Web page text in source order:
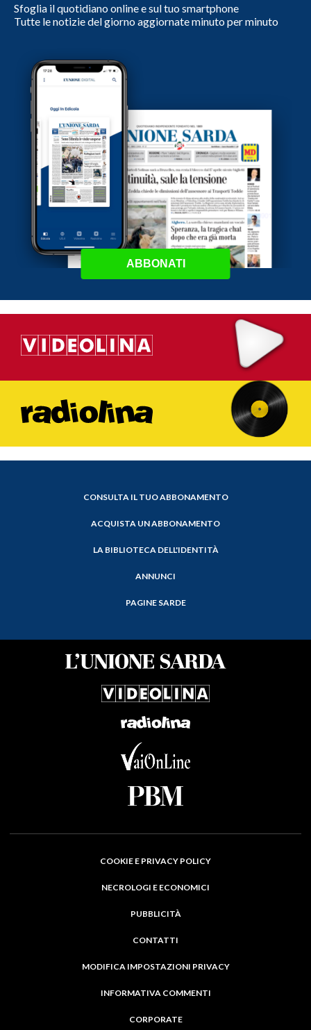
Sfoglia il quotidiano online e sul tuo smartphone
Tutte le notizie del giorno aggiornate minuto per minuto
ABBONATI
CONSULTA IL TUO ABBONAMENTO
ACQUISTA UN ABBONAMENTO
LA BIBLIOTECA DELL'IDENTITÀ
ANNUNCI
PAGINE SARDE
COOKIE E PRIVACY POLICY
NECROLOGI E ECONOMICI
PUBBLICITÀ
CONTATTI
MODIFICA IMPOSTAZIONI PRIVACY
INFORMATIVA COMMENTI
CORPORATE